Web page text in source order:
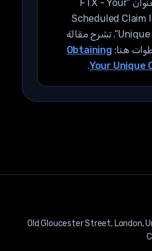
بريدك عن رسالة بعنوان “FTX - Your
Scheduled Claim
Unique Customer Code”. تشرح مقالة
Obtaining
Your Unique
.
27 Old Gloucester Street, London, United Kingdom, WC1N 3AX
Company number OC449662